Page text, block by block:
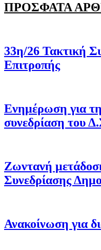
ΠΡΟΣΦΑΤΑ
33η/26 Τακτική
Επιτροπής
Ενημέρωση για
συνεδρίαση του
Ζωντανή
Συνεδρίασης
Ανακοίνωση για